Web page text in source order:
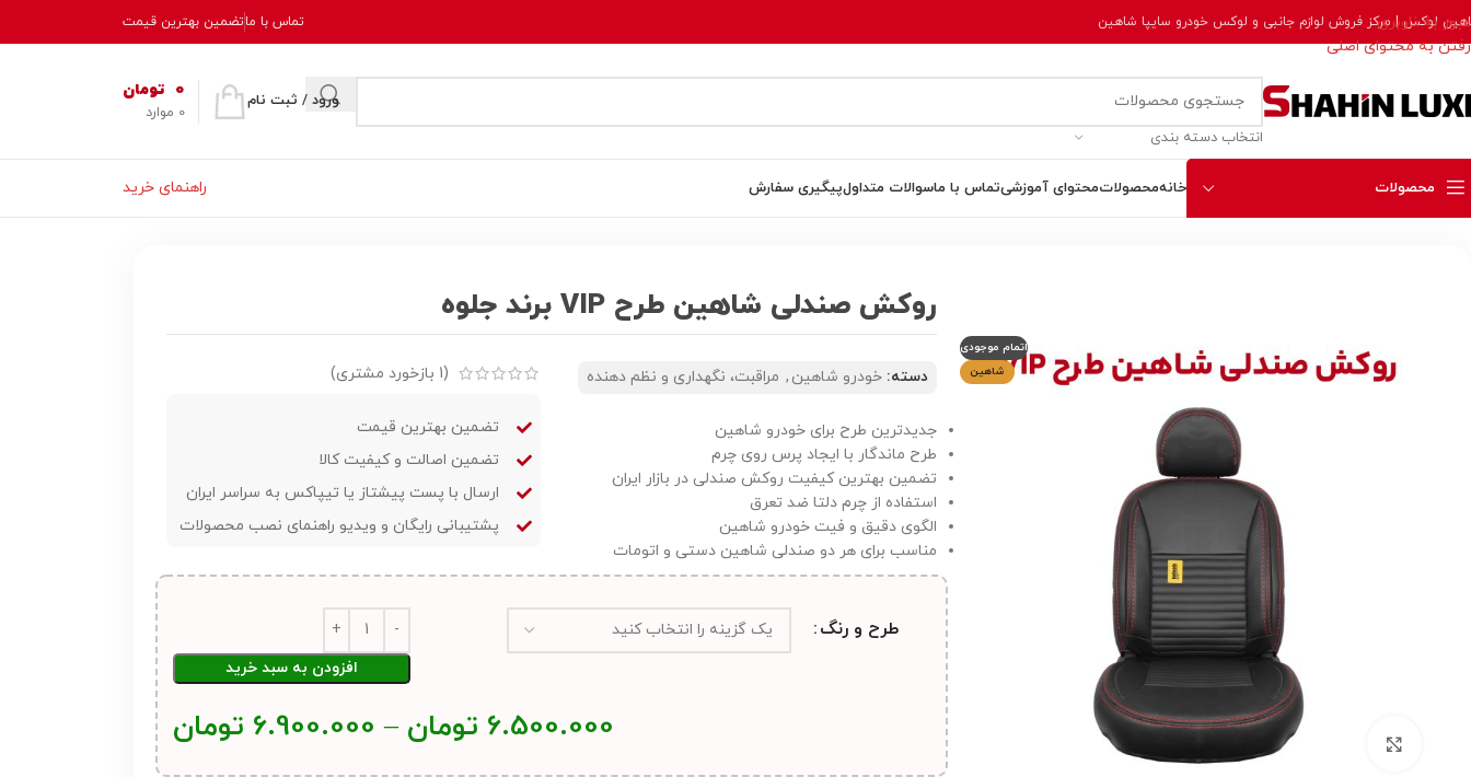
عبور به ناوبری
رفتن به محتوای اصلی
لوکس | مرکز فروش لوازم جانبی و لوکس خودرو سایپا شاهین تماس با ماتضمین بهترین قیمت
انتخاب دسته بندی
ورود / ثبت نام
0 موارد
0 تومان
محصولات خانهمحصولاتمحتوای آموزشیتماس با ماسوالات متداولپیگیری سفارش
راهنمای خرید
اتمام موجودی
شاهین
بزرگنمایی تصویر
روکش صندلی شاهین طرح VIP برند جلوه
دسته: خودرو شاهین , مراقبت، نگهداری و نظم دهنده
جدیدترین طرح برای خودرو شاهین
طرح ماندگار با ایجاد پرس روی چرم
تضمین بهترین کیفیت روکش صندلی در بازار ایران
استفاده از چرم دلتا ضد تعرق
الگوی دقیق و فیت خودرو شاهین
مناسب برای هر دو صندلی شاهین دستی و اتومات
(
1 بازخورد مشتری)
تضمین بهترین قیمت
تضمین اصالت و کیفیت کالا
ارسال با پست پیشتاز یا تیپاکس به سراسر ایران
پشتیبانی رایگان و ویدیو راهنمای نصب محصولات
طرح و رنگ
افزودن به سبد خرید
6.500.000 تومان –
6.900.000 تومان